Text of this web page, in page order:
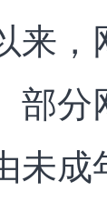
来，
部分
未